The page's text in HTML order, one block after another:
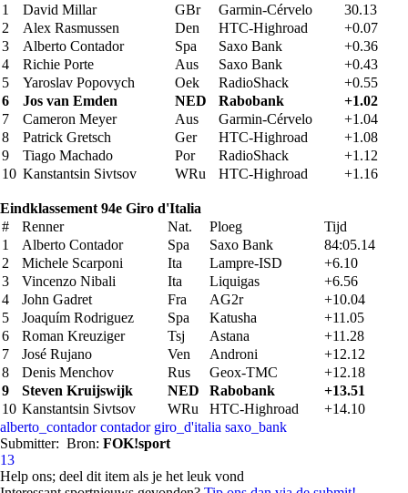
1
David Millar GBr Garmin-Cérvelo
30.13
2
Alex Rasmussen Den HTC-Highroad
+0.07
3
Alberto Contador Spa Saxo Bank
+0.36
4
Richie Porte Aus Saxo Bank
+0.43
5
Yaroslav Popovych Oek RadioShack
+0.55
6
Jos van Emden NED Rabobank
+1.02
7
Cameron Meyer Aus Garmin-Cérvelo
+1.04
8
Patrick Gretsch Ger HTC-Highroad
+1.08
9
Tiago Machado Por RadioShack
+1.12
10 Kanstantsin Sivtsov WRu HTC-Highroad +1.16
Eindklassement 94e Giro d'Italia
#
Renner Nat. Ploeg
Tijd
1
Alberto Contador Spa Saxo Bank
84:05.14
2
Michele Scarponi Ita Lampre-ISD
+6.10
3
Vincenzo Nibali Ita Liquigas
+6.56
4
John Gadret Fra AG2r
+10.04
5
Joaquím Rodriguez Spa Katusha
+11.05
6
Roman Kreuziger Tsj Astana
+11.28
7
José Rujano Ven Androni
+12.12
8
Denis Menchov Rus Geox-TMC
+12.18
9
Steven Kruijswijk NED Rabobank
+13.51
10 Kanstantsin Sivtsov WRu HTC-Highroad
+14.10
alberto_contador contador giro_d'italia saxo_bank
Submitter: Bron: FOK!sport
13
Help ons; deel dit item als je het leuk vond